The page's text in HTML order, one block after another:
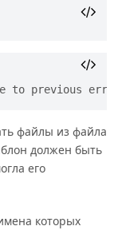
файлы из файла
должен быть
его
которых